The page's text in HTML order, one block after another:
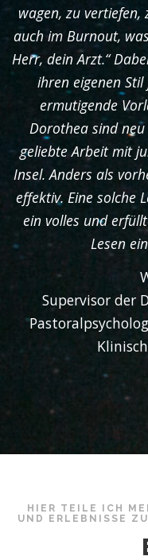
wagen, zu
auch im Burnout,
Herr, dein Arzt.“
ihren eigenen
ermutigende
Dorothea sind
geliebte Arbeit mit
Insel. Anders als
effektiv. Eine solche
ein volles und
Lesen
Supervisor der
HIER TEILE ICH
UND ERLEBNISSE